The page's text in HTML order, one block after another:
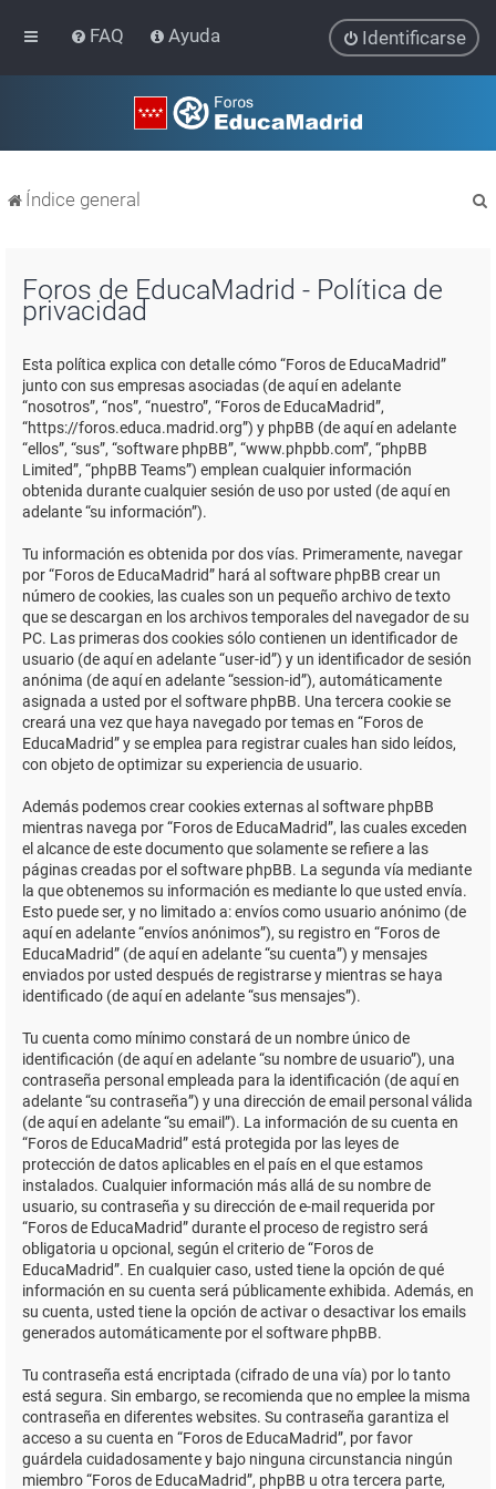
FAQ Ayuda Identificarse
Índice general
Foros de EducaMadrid - Política de
privacidad
Esta política explica con detalle cómo “Foros de EducaMadrid”
junto con sus empresas asociadas (de aquí en adelante
“nosotros”, “nos”, “nuestro”, “Foros de EducaMadrid”,
“https://foros.educa.madrid.org”) y phpBB (de aquí en adelante
“ellos”, “sus”, “software phpBB”, “www.phpbb.com”, “phpBB
Limited”, “phpBB Teams”) emplean cualquier información
obtenida durante cualquier sesión de uso por usted (de aquí en
adelante “su información”).
Tu información es obtenida por dos vías. Primeramente, navegar
por “Foros de EducaMadrid” hará al software phpBB crear un
número de cookies, las cuales son un pequeño archivo de texto
que se descargan en los archivos temporales del navegador de su
PC. Las primeras dos cookies sólo contienen un identificador de
usuario (de aquí en adelante “user-id”) y un identificador de sesión
anónima (de aquí en adelante “session-id”), automáticamente
asignada a usted por el software phpBB. Una tercera cookie se
creará una vez que haya navegado por temas en “Foros de
EducaMadrid” y se emplea para registrar cuales han sido leídos,
con objeto de optimizar su experiencia de usuario.
Además podemos crear cookies externas al software phpBB
mientras navega por “Foros de EducaMadrid”, las cuales exceden
el alcance de este documento que solamente se refiere a las
páginas creadas por el software phpBB. La segunda vía mediante
la que obtenemos su información es mediante lo que usted envía.
Esto puede ser, y no limitado a: envíos como usuario anónimo (de
aquí en adelante “envíos anónimos”), su registro en “Foros de
EducaMadrid” (de aquí en adelante “su cuenta”) y mensajes
enviados por usted después de registrarse y mientras se haya
identificado (de aquí en adelante “sus mensajes”).
Tu cuenta como mínimo constará de un nombre único de
identificación (de aquí en adelante “su nombre de usuario”), una
contraseña personal empleada para la identificación (de aquí en
adelante “su contraseña”) y una dirección de email personal válida
(de aquí en adelante “su email”). La información de su cuenta en
“Foros de EducaMadrid” está protegida por las leyes de
protección de datos aplicables en el país en el que estamos
instalados. Cualquier información más allá de su nombre de
usuario, su contraseña y su dirección de e-mail requerida por
“Foros de EducaMadrid” durante el proceso de registro será
obligatoria u opcional, según el criterio de “Foros de
EducaMadrid”. En cualquier caso, usted tiene la opción de qué
información en su cuenta será públicamente exhibida. Además, en
su cuenta, usted tiene la opción de activar o desactivar los emails
generados automáticamente por el software phpBB.
Tu contraseña está encriptada (cifrado de una vía) por lo tanto
está segura. Sin embargo, se recomienda que no emplee la misma
contraseña en diferentes websites. Su contraseña garantiza el
acceso a su cuenta en “Foros de EducaMadrid”, por favor
guárdela cuidadosamente y bajo ninguna circunstancia ningún
miembro “Foros de EducaMadrid”, phpBB u otra tercera parte,